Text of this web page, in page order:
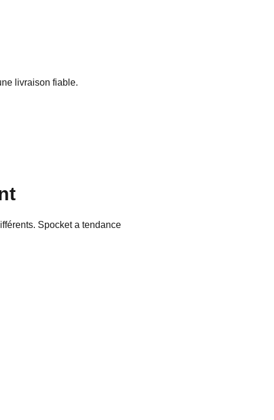
livraison fiable.
Spocket a tendance